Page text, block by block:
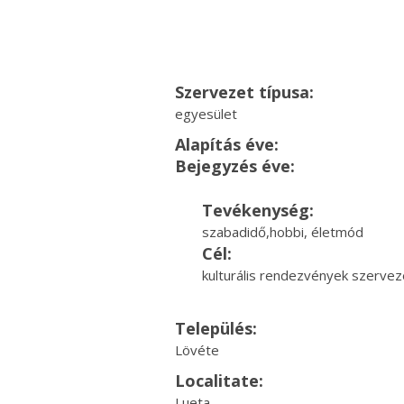
Szervezet típusa:
egyesület
Alapítás éve:
Bejegyzés éve:
Tevékenység:
szabadidő,hobbi, életmód
Cél:
kulturális rendezvények
Település:
Lövéte
Localitate: